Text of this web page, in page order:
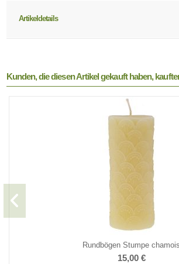
Artikeldetails
Kunden, die diesen Artikel gekauft haben,
Rundbögen Stumpe chamois
15,00 €